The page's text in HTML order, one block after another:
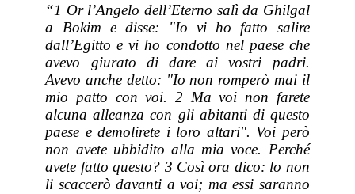
“1 Or l’Angelo dell’Eterno salì da Ghilgal
a Bokim e disse: "Io vi ho fatto salire
dall’Egitto e vi ho condotto nel paese che
avevo giurato di dare ai vostri padri.
Avevo anche detto: "Io non romperò mai il
mio patto con voi. 2 Ma voi non farete
alcuna alleanza con gli abitanti di questo
paese e demolirete i loro altari". Voi però
non avete ubbidito alla mia voce. Perché
avete fatto questo? 3 Così ora dico: lo non
li scaccerò davanti a voi; ma essi saranno